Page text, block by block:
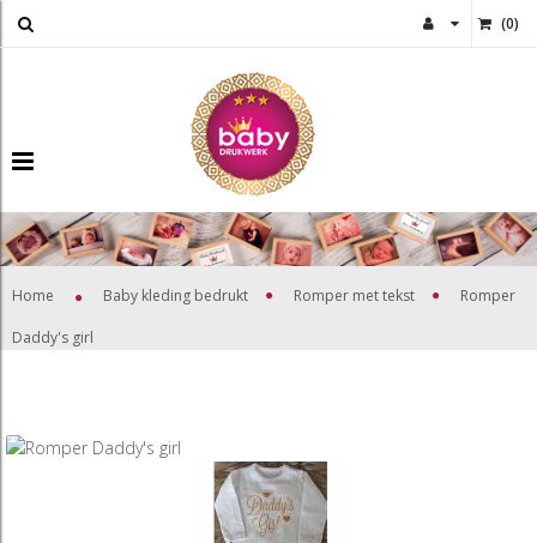
(0)
Home Baby kleding bedrukt Romper met tekst Romper
Daddy's girl